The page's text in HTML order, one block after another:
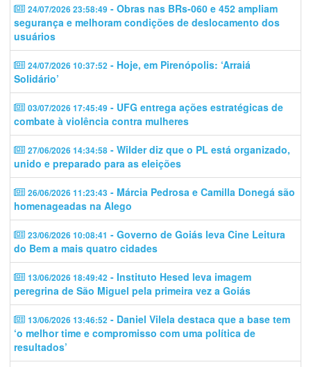
24/07/2026 23:58:49 - Obras nas BRs-060 e 452 ampliam
segurança e melhoram condições de deslocamento dos
usuários
24/07/2026 10:37:52 - Hoje, em Pirenópolis: ‘Arraiá
Solidário’
03/07/2026 17:45:49 - UFG entrega ações estratégicas de
combate à violência contra mulheres
27/06/2026 14:34:58 - Wilder diz que o PL está organizado,
unido e preparado para as eleições
26/06/2026 11:23:43 - Márcia Pedrosa e Camilla Donegá são
homenageadas na Alego
23/06/2026 10:08:41 - Governo de Goiás leva Cine Leitura
do Bem a mais quatro cidades
13/06/2026 18:49:42 - Instituto Hesed leva imagem
peregrina de São Miguel pela primeira vez a Goiás
13/06/2026 13:46:52 - Daniel Vilela destaca que a base tem
‘o melhor time e compromisso com uma política de
resultados’